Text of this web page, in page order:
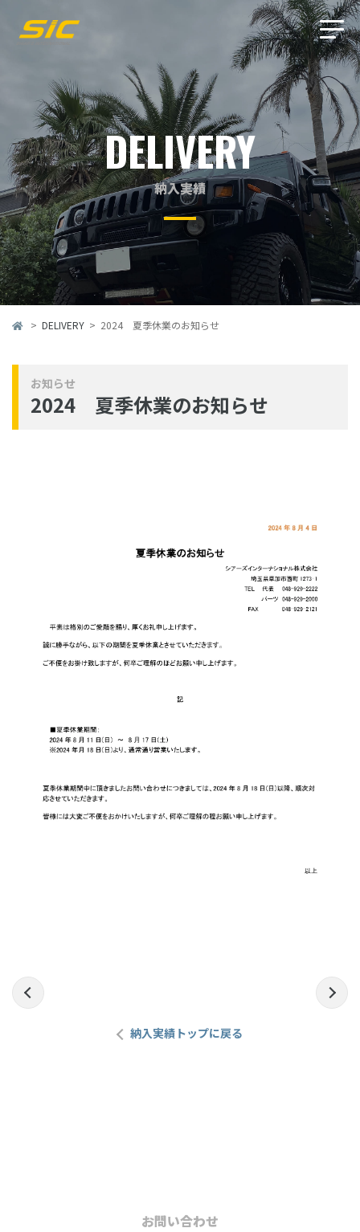
DELIVERY
納入実績
> DELIVERY > 2024 夏季休業のお知らせ
お知らせ
2024 夏季休業のお知らせ
納入実績トップに戻る
お問い合わせ